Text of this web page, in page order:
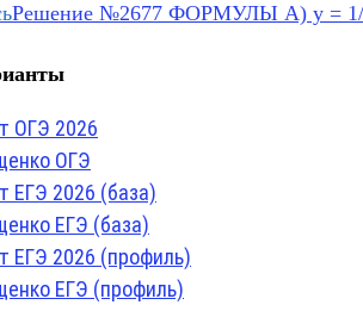
Решение №2677 ФОРМУЛЫ А) у =
ОГЭ 2026
ОГЭ
ЕГЭ 2026 (база)
ЕГЭ (база)
ЕГЭ 2026 (профиль)
ЕГЭ (профиль)